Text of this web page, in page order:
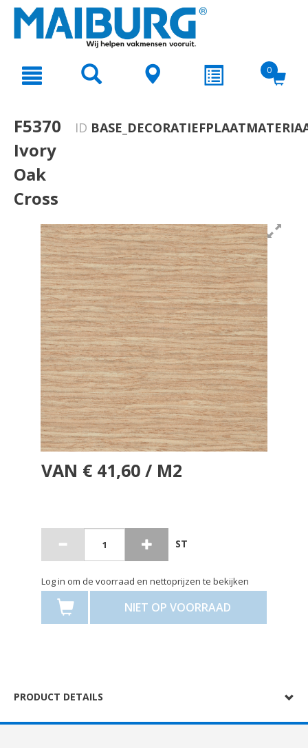
text.skipToNavigation
0
F5370
Ivory
Oak
Cross
ID
VAN € 41,60 / M2
ST
Log in om de voorraad en nettoprijzen te bekijken
NIET OP VOORRAAD
PRODUCT DETAILS